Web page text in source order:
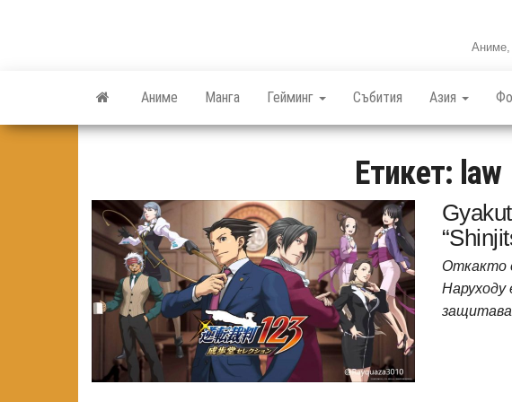
Аниме,
Аниме Манга Гейминг Събития Азия
Етикет: law
Откакто
Наруходу